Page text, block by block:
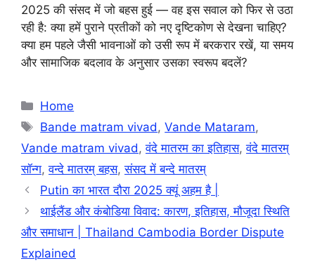
2025 की संसद में जो बहस हुई — वह इस सवाल को फिर से उठा
रही है: क्या हमें पुराने प्रतीकों को नए दृष्टिकोण से देखना चाहिए?
क्या हम पहले जैसी भावनाओं को उसी रूप में बरकरार रखें, या समय
और सामाजिक बदलाव के अनुसार उसका स्वरूप बदलें?
Categories
Home
Tags
Bande matram vivad ,Vande Mataram,
Vande matram vivad ,वंदे मातरम का इतिहास,वंदे मातरम्
सॉन्ग,वन्दे मातरम् बहस,संसद में बन्दे मातरम्
Putin का भारत दौरा 2025 क्‍यूं अहम है |
थाईलैंड और कंबोडिया विवाद: कारण, इतिहास, मौजूदा स्थिति
और समाधान | Thailand Cambodia Border Dispute
Explained